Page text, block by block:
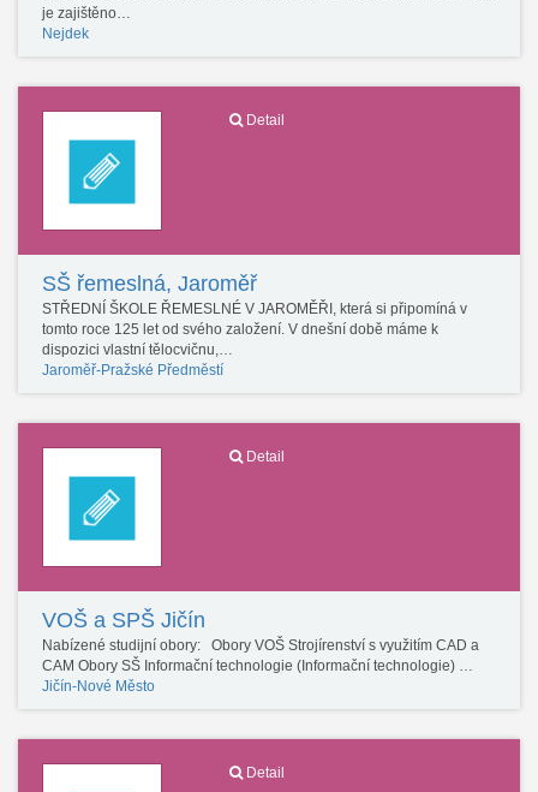
je zajištěno…
Nejdek
Detail
SŠ řemeslná, Jaroměř
STŘEDNÍ ŠKOLE ŘEMESLNÉ V JAROMĚŘI, která si připomíná v
tomto roce 125 let od svého založení. V dnešní době máme k
dispozici vlastní tělocvičnu,…
Jaroměř-Pražské Předměstí
Detail
VOŠ a SPŠ Jičín
Nabízené studijní obory: Obory VOŠ Strojírenství s využitím CAD a
CAM Obory SŠ Informační technologie (Informační technologie) …
Jičín-Nové Město
Detail